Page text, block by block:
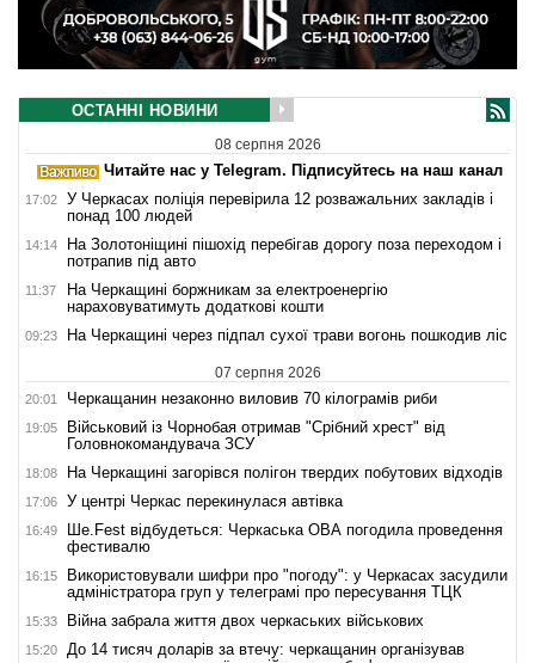
ОСТАННІ НОВИНИ
08 серпня 2026
Читайте нас у Telegram. Підписуйтесь на наш канал
17:02
У Черкасах поліція перевірила 12 розважальних закладів і
понад 100 людей
14:14
На Золотоніщині пішохід перебігав дорогу поза переходом і
потрапив під авто
11:37
На Черкащині боржникам за електроенергію
нараховуватимуть додаткові кошти
09:23 На Черкащині через підпал сухої трави вогонь пошкодив ліс
07 серпня 2026
20:01 Черкащанин незаконно виловив 70 кілограмів риби
19:05
Військовий із Чорнобая отримав "Срібний хрест" від
Головнокомандувача ЗСУ
18:08 На Черкащині загорівся полігон твердих побутових відходів
17:06 У центрі Черкас перекинулася автівка
16:49
Ше.Fest відбудеться: Черкаська ОВА погодила проведення
фестивалю
16:15
Використовували шифри про "погоду": у Черкасах засудили
адміністратора груп у телеграмі про пересування ТЦК
15:33 Війна забрала життя двох черкаських військових
15:20
До 14 тисяч доларів за втечу: черкащанин організував